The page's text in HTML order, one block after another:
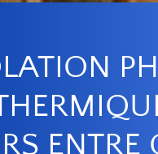
ENTRE